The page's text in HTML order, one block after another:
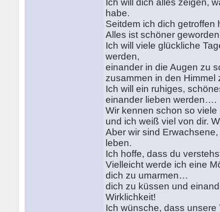
Ich will dich alles zeigen,
habe.
Seitdem ich dich getroffen
Alles ist schöner
Ich will viele glückliche
werden,
einander in die Augen zu
zusammen in den
Ich will ein ruhiges,
einander lieben werden….
Wir kennen schon so
und ich weiß viel von dir.
Aber wir sind
leben.
Ich hoffe, dass du
Vielleicht werde ich eine
dich zu umarmen…
dich zu küssen und
Wirklichkeit!
Ich wünsche, dass